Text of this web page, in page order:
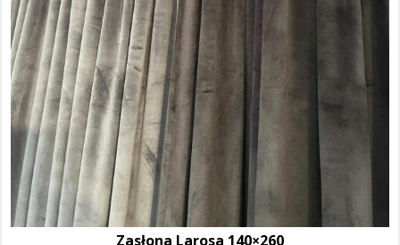
Zasłona Larosa 140×260